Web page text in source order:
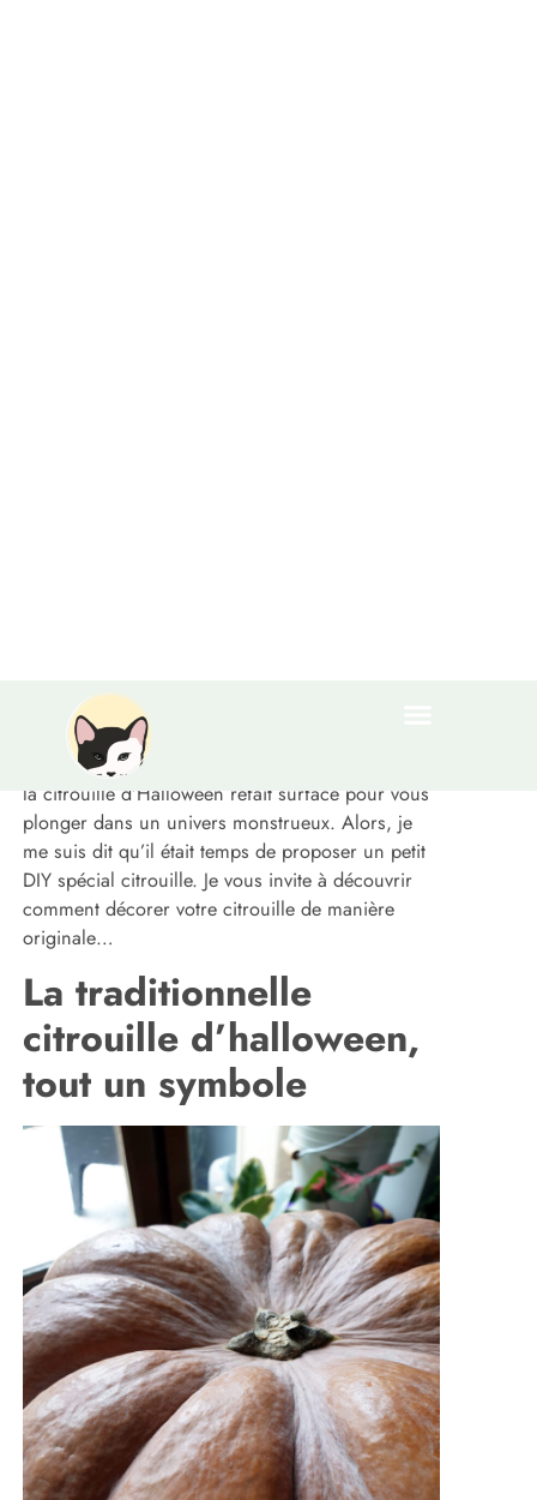
Ahhhhhh ! Halloween approche à grand pas et
les courges envahissent les étalages des
primeurs. Ronde, attrayante et presque terrifiante,
la citrouille d’Halloween refait surface pour vous
plonger dans un univers monstrueux. Alors, je
me suis dit qu’il était temps de proposer un petit
DIY spécial citrouille. Je vous invite à découvrir
comment décorer votre citrouille de manière
originale…
La traditionnelle
citrouille d’halloween,
tout un symbole